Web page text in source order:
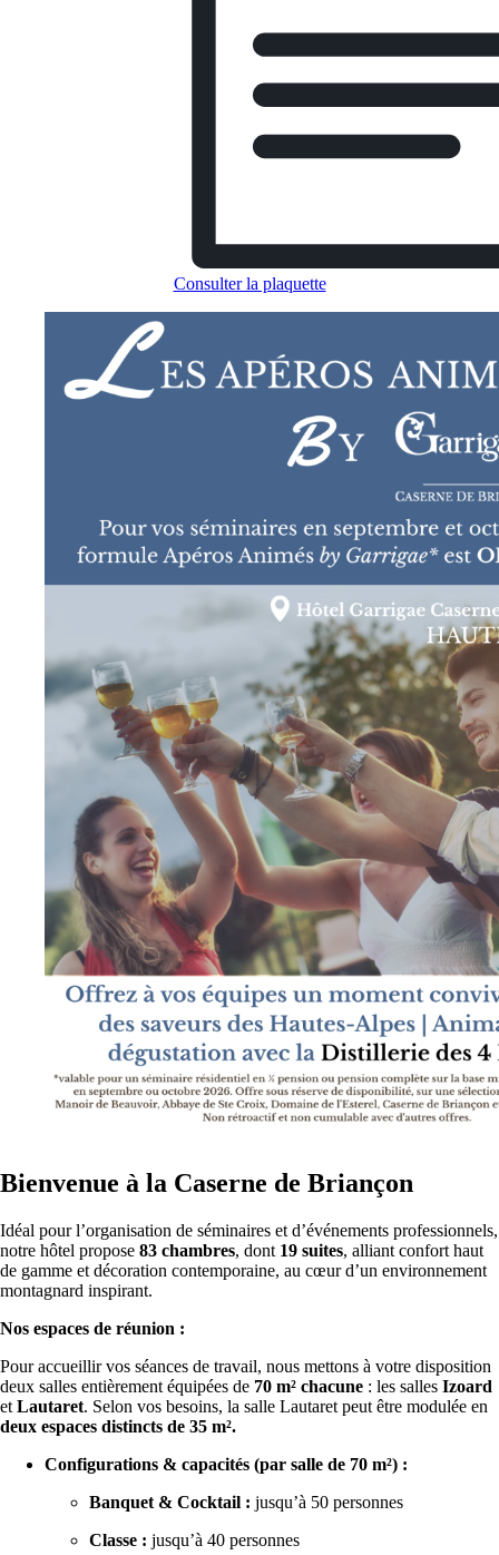
Consulter la plaquette
Bienvenue à la Caserne de Briançon
Idéal pour l’organisation de séminaires et d’événements professionnels,
notre hôtel propose 83 chambres, dont 19 suites, alliant confort haut
de gamme et décoration contemporaine, au cœur d’un environnement
montagnard inspirant.
Nos espaces de réunion :
Pour accueillir vos séances de travail, nous mettons à votre disposition
deux salles entièrement équipées de 70 m² chacune : les salles Izoard
et Lautaret. Selon vos besoins, la salle Lautaret peut être modulée en
deux espaces distincts de 35 m².
Configurations & capacités (par salle de 70 m²) :
Banquet & Cocktail : jusqu’à 50 personnes
Classe : jusqu’à 40 personnes